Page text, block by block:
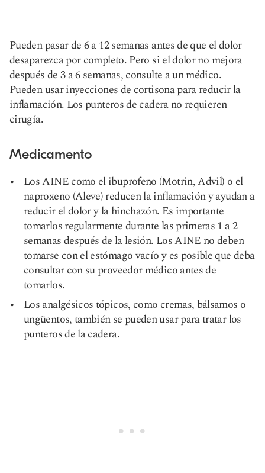
Pueden pasar de 6 a 12 semanas antes de que el dolor
desaparezca por completo. Pero si el dolor no mejora
después de 3 a 6 semanas, consulte a un médico.
Pueden usar inyecciones de cortisona para reducir la
inflamación. Los punteros de cadera no requieren
cirugía.
Medicamento
Los AINE como el ibuprofeno (Motrin, Advil) o el
naproxeno (Aleve) reducen la inflamación y ayudan a
reducir el dolor y la hinchazón. Es importante
tomarlos regularmente durante las primeras 1 a 2
semanas después de la lesión. Los AINE no deben
tomarse con el estómago vacío y es posible que deba
consultar con su proveedor médico antes de
tomarlos.
Los analgésicos tópicos, como cremas, bálsamos o
ungüentos, también se pueden usar para tratar los
punteros de la cadera.